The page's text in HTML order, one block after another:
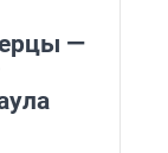
—